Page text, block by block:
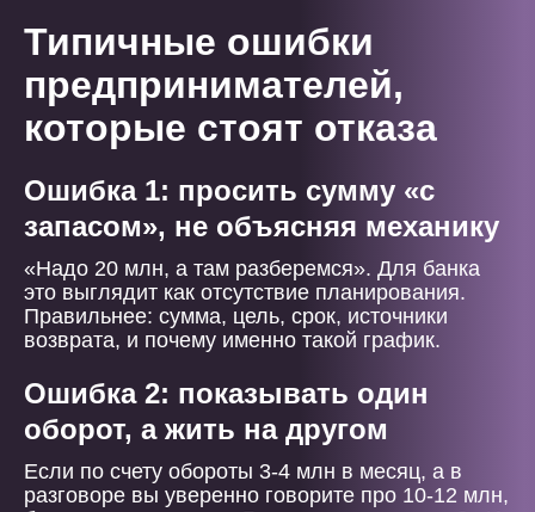
Типичные ошибки
предпринимателей,
которые стоят отказа
Ошибка 1: просить сумму «с
запасом», не объясняя механику
«Надо 20 млн, а там разберемся». Для банка
это выглядит как отсутствие планирования.
Правильнее: сумма, цель, срок, источники
возврата, и почему именно такой график.
Ошибка 2: показывать один
оборот, а жить на другом
Если по счету обороты 3-4 млн в месяц, а в
разговоре вы уверенно говорите про 10-12 млн,